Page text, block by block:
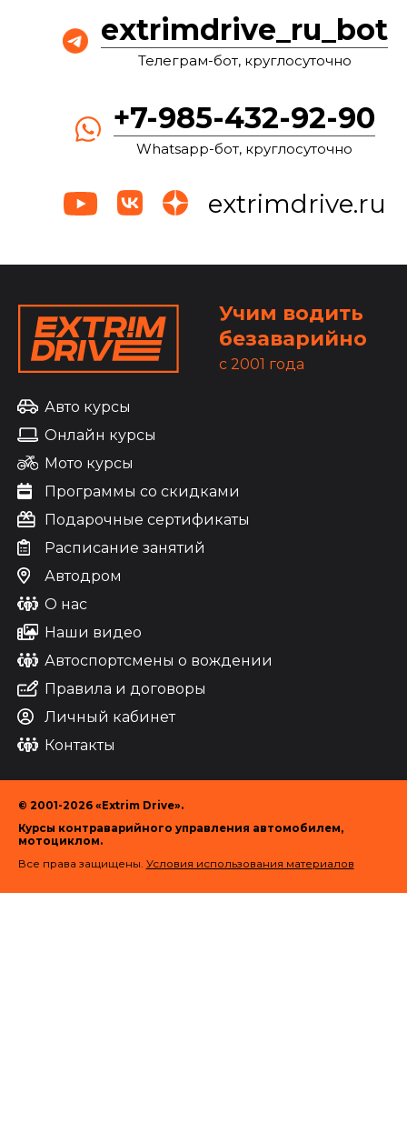
extrimdrive_ru_bot
Телеграм-бот, круглосуточно
+7-985-432-92-90
Whatsapp-бот, круглосуточно
extrimdrive.ru
Учим водить
безаварийно
c 2001 года
Авто курсы
Онлайн курсы
Мото курсы
Программы со скидками
Подарочные сертификаты
Расписание занятий
Автодром
О нас
Наши видео
Автоспортсмены о вождении
Правила и договоры
Личный кабинет
Контакты
© 2001-2026 «Extrim Drive».
Курсы контраварийного управления автомобилем,
мотоциклом.
Все права защищены. Условия использования материалов